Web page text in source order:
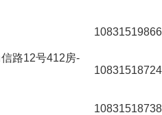
路12号412房-